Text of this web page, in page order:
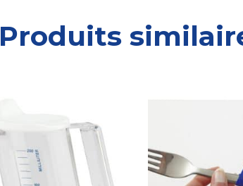
Produits